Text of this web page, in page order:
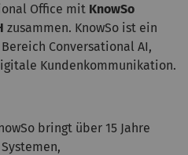
Office mit KnowSo
zusammen. KnowSo ist ein
Conversational AI,
Kundenkommunikation.
bringt über 15 Jahre